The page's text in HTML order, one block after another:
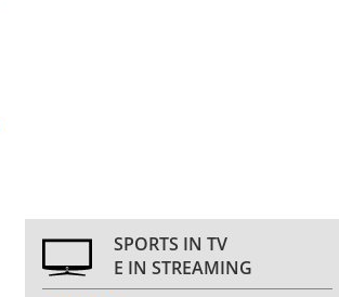
SPORTS IN TV
E IN STREAMING